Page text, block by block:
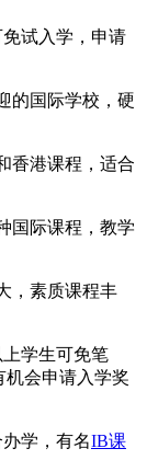
试入学，申请
的国际学校，硬
香港课程，适合
国际课程，教学
，素质课程丰
学生可免笔
机会申请入学奖
学，有名IB课